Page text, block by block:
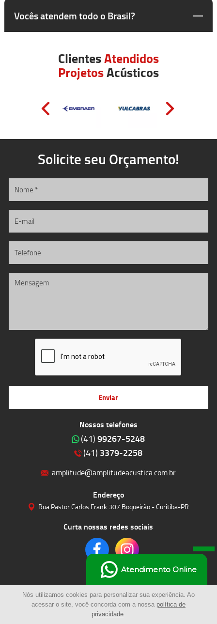
Vocês atendem todo o Brasil?
ClientesAtendidos
ProjetosAcústicos
Nossos telefones
(41) 99267-5248
(41) 3379-2258
amplitude@amplitudeacustica.com.br
Endereço
Rua Pastor Carlos Frank 307 Boqueirão - Curitiba-PR
Curta nossas redes sociais
Solicite seu Orçamento!
Enviar
© 2023 | Amplitude Soluções Acústicas LTDA | Todos os Direitos Reservados
Atendimento Online
Nós utilizamos cookies para personalizar sua experiência. Ao
acessar o site, você concorda com a nossa política de
privacidade.